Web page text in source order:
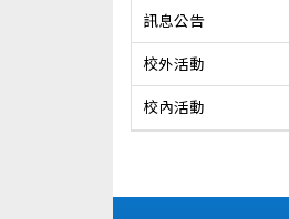
訊息公告
校外活動
校內活動